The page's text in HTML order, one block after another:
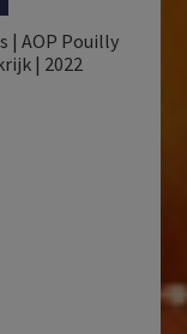
| AOP Pouilly
| 2022